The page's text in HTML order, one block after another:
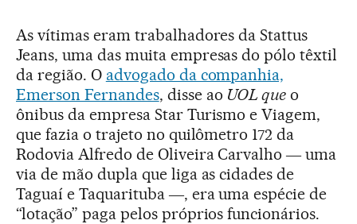
As vítimas eram trabalhadores da Stattus
Jeans, uma das muita empresas do pólo têxtil
da região. O advogado da companhia,
Emerson Fernandes, disse ao UOL que o
ônibus da empresa Star Turismo e Viagem,
que fazia o trajeto no quilômetro 172 da
Rodovia Alfredo de Oliveira Carvalho ― uma
via de mão dupla que liga as cidades de
Taguaí e Taquarituba ―, era uma espécie de
“lotação” paga pelos próprios funcionários.